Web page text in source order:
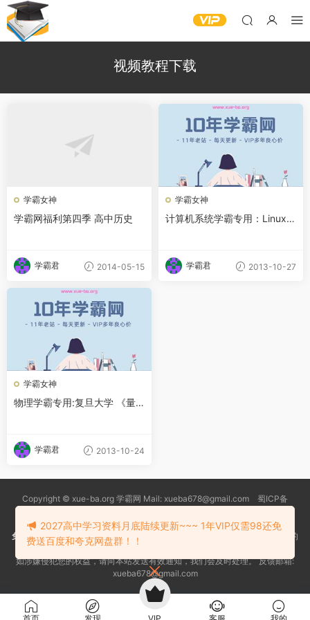
视频教程下载
学霸女神
学霸网福利第四季 高中历史
学霸君 2014-05-15
学霸女神
计算机系统学霸专用：Linux系
学霸君 2013-10-27
学霸女神
物理学霸专用:复旦大学 《量
学霸君 2013-10-24
Copyright © xue-ba.org 学霸网 Mail: xueba678@gmail.com 蜀ICP备
常见问题
更新日志 忘记密码本站推荐浏览器：Edge浏览器
免责声明：本站资源均搜索自互联网和网友分享,仅供大家学习交流,不对资料的
真实性和安全性负责！
如涉嫌侵犯您的权益，请向本站发送有效通知，我们会及时处理。 反馈邮箱:
xueba678@gmail.com
2027高中学习资料月底陆续更新~~~ 1年VIP仅需98还免
费送百度和夸克网盘群！！